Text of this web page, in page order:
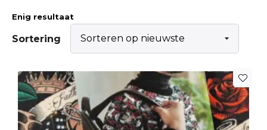
Enig resultaat
Sortering